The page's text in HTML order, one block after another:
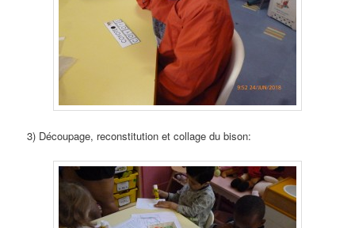
3) Découpage, reconstitution et collage du bison: